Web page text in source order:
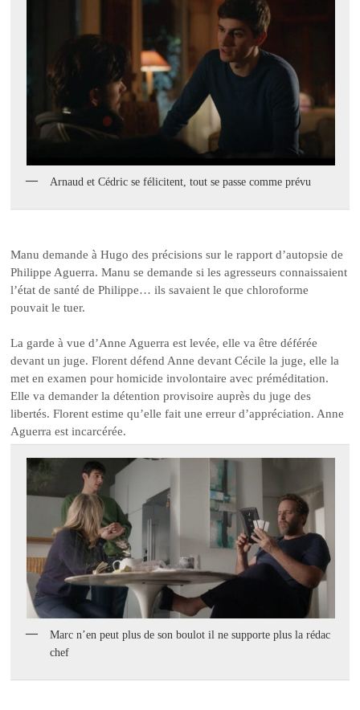
Arnaud et Cédric se félicitent, tout se passe comme prévu
Manu demande à Hugo des précisions sur le rapport d’autopsie de
Philippe Aguerra. Manu se demande si les agresseurs connaissaient
l’état de santé de Philippe… ils savaient le que chloroforme
pouvait le tuer.
La garde à vue d’Anne Aguerra est levée, elle va être déférée
devant un juge. Florent défend Anne devant Cécile la juge, elle la
met en examen pour homicide involontaire avec préméditation.
Elle va demander la détention provisoire auprès du juge des
libertés. Florent estime qu’elle fait une erreur d’appréciation. Anne
Aguerra est incarcérée.
Marc n’en peut plus de son boulot il ne supporte plus la rédac
chef